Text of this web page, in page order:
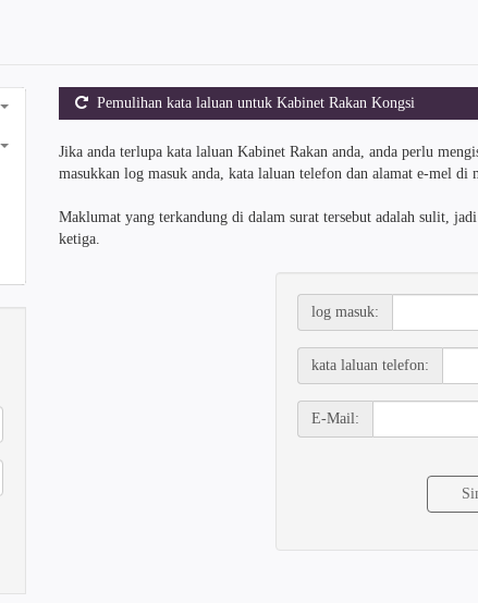
Pemulihan kata laluan untuk Kabinet Rakan Kongsi
Jika anda terlupa kata laluan Kabinet Rakan anda, anda perlu
masukkan log masuk anda, kata laluan telefon dan alamat e-mel
Maklumat yang terkandung di dalam surat tersebut adalah sulit,
ketiga.
log masuk:
kata laluan telefon:
E-Mail: